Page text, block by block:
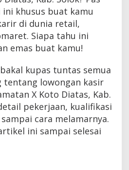
khusus buat kamu
di dunia retail,
Siapa tahu ini
emas buat kamu!
kupas tuntas semua
lowongan kasir
X Koto Diatas, Kab.
pekerjaan, kualifikasi
cara melamarnya.
ini sampai selesai